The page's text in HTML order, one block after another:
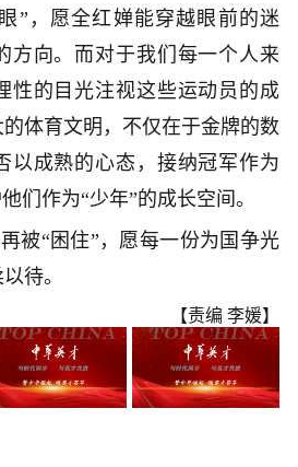
”，愿全红婵能穿越眼前的迷
方向。而对于我们每一个人来
性的目光注视这些运动员的成
体育文明，不仅在于金牌的数
以成熟的心态，接纳冠军作为
们作为“少年”的成长空间。
被“困住”，愿每一份为国争光
待。
【责编 李媛】